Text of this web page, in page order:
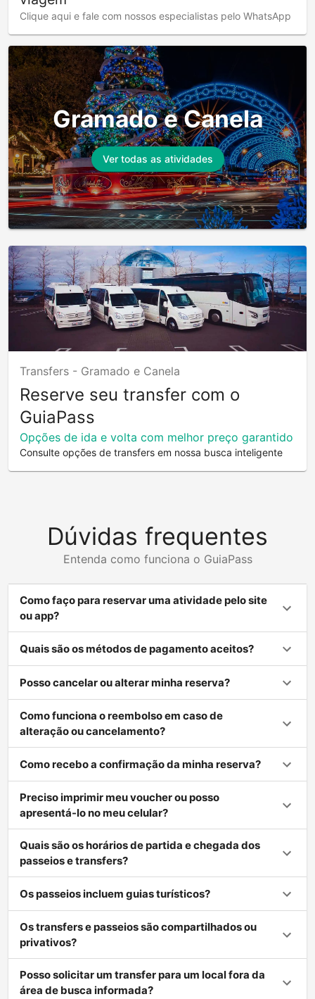
Clique aqui e fale com nossos especialistas pelo WhatsApp
Gramado e Canela
Ver todas as atividades
Transfers - Gramado e Canela
Reserve seu transfer com o
GuiaPass
Opções de ida e volta com melhor preço garantido
Consulte opções de transfers em nossa busca inteligente
Dúvidas frequentes
Entenda como funciona o GuiaPass
Como faço para reservar uma atividade pelo site
ou app?
Quais são os métodos de pagamento aceitos?
Posso cancelar ou alterar minha reserva?
Como funciona o reembolso em caso de
alteração ou cancelamento?
Como recebo a confirmação da minha reserva?
Preciso imprimir meu voucher ou posso
apresentá-lo no meu celular?
Quais são os horários de partida e chegada dos
passeios e transfers?
Os passeios incluem guias turísticos?
Os transfers e passeios são compartilhados ou
privativos?
Posso solicitar um transfer para um local fora da
área de busca informada?